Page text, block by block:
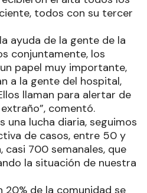
todos con su tercer
ayuda de la gente de la
conjuntamente, los
papel muy importante,
a la gente del hospital,
llaman para alertar de
comentó.
una lucha diaria, seguimos
de casos, entre 50 y
casi 700 semanales, que
la situación de nuestra
20% de la comunidad se